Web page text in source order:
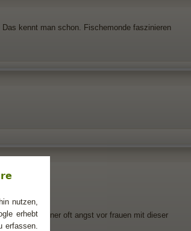
kennt man schon. Fischemonde faszinieren
dass männer oft angst vor frauen mit dieser
nutzen,
erhebt
erfassen.